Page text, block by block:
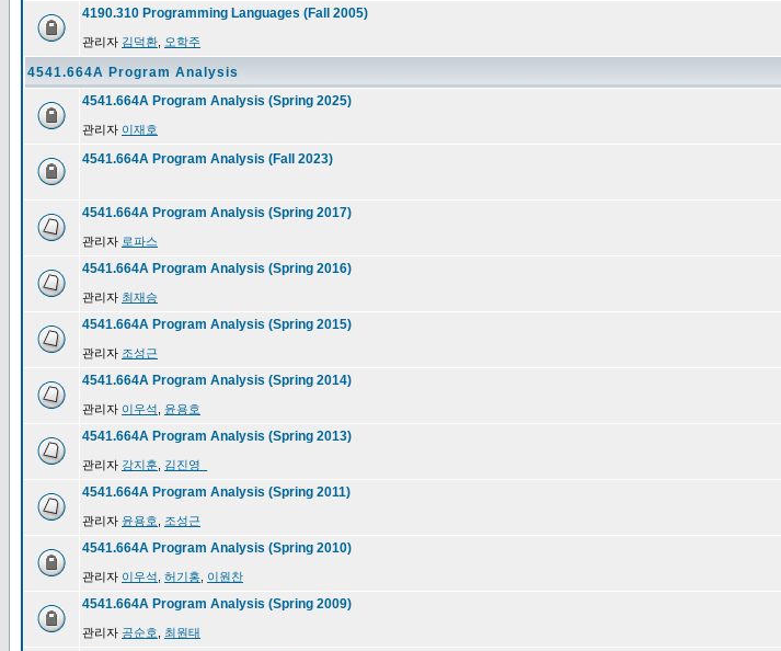
4190.310 Programming Languages (Fall 2005)
관리자 김덕환 오학주
4541.664A Program Analysis
4541.664A Program Analysis (Spring 2025)
관리자 이재호
4541.664A Program Analysis (Fall 2023)
4541.664A Program Analysis (Spring 2017)
관리자 로파스
4541.664A Program Analysis (Spring 2016)
관리자 최재승
4541.664A Program Analysis (Spring 2015)
관리자 조성근
4541.664A Program Analysis (Spring 2014)
관리자 이우석 윤용호
4541.664A Program Analysis (Spring 2013)
관리자 강지훈 김진영_
4541.664A Program Analysis (Spring 2011)
관리자 윤용호 조성근
4541.664A Program Analysis (Spring 2010)
관리자 이우석 허기홍 이원찬
4541.664A Program Analysis (Spring 2009)
관리자 공순호 최원태